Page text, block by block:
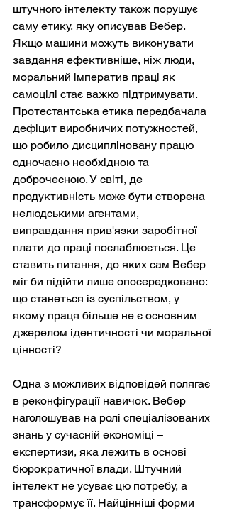
штучного інтелекту також порушує
саму етику, яку описував Вебер.
Якщо машини можуть виконувати
завдання ефективніше, ніж люди,
моральний імператив праці як
самоцілі стає важко підтримувати.
Протестантська етика передбачала
дефіцит виробничих потужностей,
що робило дисципліновану працю
одночасно необхідною та
доброчесною. У світі, де
продуктивність може бути створена
нелюдськими агентами,
виправдання прив'язки заробітної
плати до праці послаблюється. Це
ставить питання, до яких сам Вебер
міг би підійти лише опосередковано:
що станеться із суспільством, у
якому праця більше не є основним
джерелом ідентичності чи моральної
цінності?
Одна з можливих відповідей полягає
в реконфігурації навичок. Вебер
наголошував на ролі спеціалізованих
знань у сучасній економіці –
експертизи, яка лежить в основі
бюрократичної влади. Штучний
інтелект не усуває цю потребу, а
трансформує її. Найцінніші форми